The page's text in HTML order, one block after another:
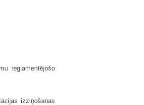
reglamentējošo
izziņošanas